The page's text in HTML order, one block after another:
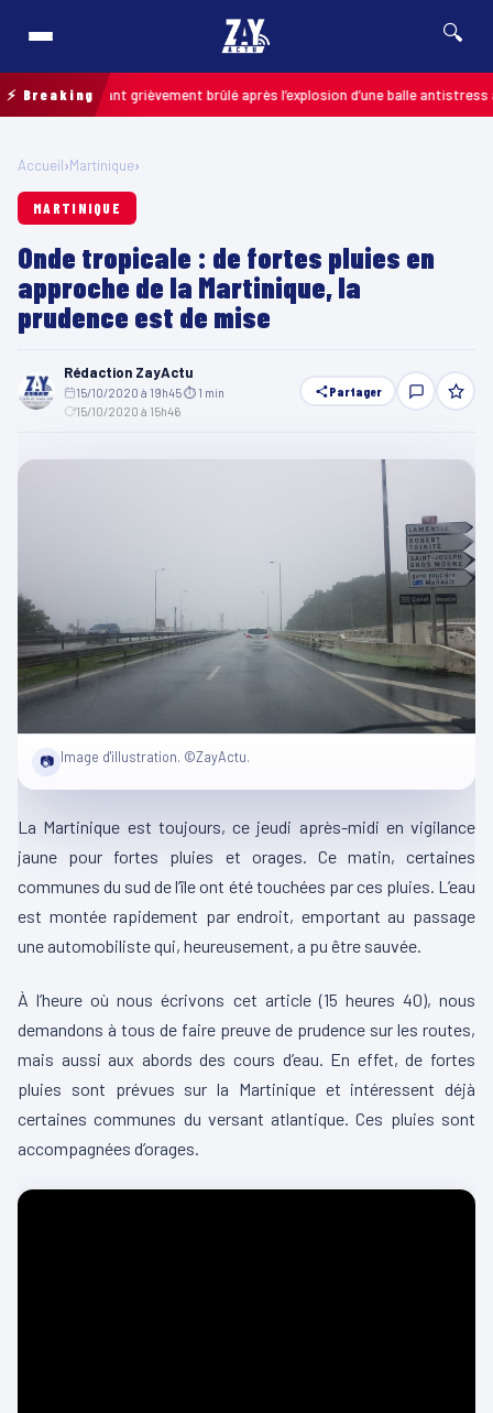
🔍
⚡ Breaking
: un enfant grièvement brûlé après l’explosion d’une balle antistress
Accueil›Martinique›
MARTINIQUE
Onde tropicale : de fortes pluies en
approche de la Martinique, la
prudence est de mise
Rédaction ZayActu
15/10/2020 à 19h45⏱ 1 min
15/10/2020 à 15h46
Partager
📷 Image d'illustration. ©ZayActu.
La Martinique est toujours, ce jeudi après-midi en vigilance
jaune pour fortes pluies et orages. Ce matin, certaines
communes du sud de l’île ont été touchées par ces pluies. L’eau
est montée rapidement par endroit, emportant au passage
une automobiliste qui, heureusement, a pu être sauvée.
À l’heure où nous écrivons cet article (15 heures 40), nous
demandons à tous de faire preuve de prudence sur les routes,
mais aussi aux abords des cours d’eau. En effet, de fortes
pluies sont prévues sur la Martinique et intéressent déjà
certaines communes du versant atlantique. Ces pluies sont
accompagnées d’orages.